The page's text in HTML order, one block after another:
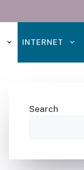
INTERNET
Search